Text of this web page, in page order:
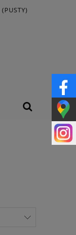
(PUSTY)